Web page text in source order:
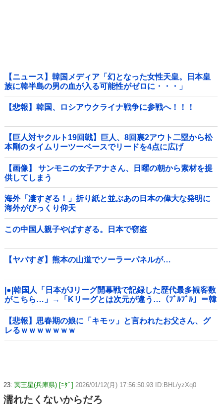
【ニュース】韓国メディア「幻となった女性天皇。日本皇
族に韓半島の男の血が入る可能性がゼロに・・・」
【悲報】韓国、ロシアウクライナ戦争に参戦へ！！！
【巨人対ヤクルト19回戦】巨人、8回裏2アウト二塁から松
本剛のタイムリーツーベースでリードを4点に広げ
る！！！！！！！！他
【画像】 サンモニの女子アナさん、日曜の朝から素材を提
供してしまう
海外「凄すぎる！」折り紙と並ぶあの日本の偉大な発明に
海外がびっくり仰天
この中国人親子やばすぎる。日本で窃盗
【ヤバすぎ】熊本の山道でソーラーパネルが…
|●|韓国人「日本がJリーグ開幕戦で記録した歴代最多観客数
がこちら…」→「Kリーグとは次元が違う…（ﾌﾞﾙﾌﾞﾙ」＝韓
国の反応
【悲報】思春期の娘に「キモッ」と言われたお父さん、グ
レるｗｗｗｗｗｗｗ
23: 冥王星(兵庫県) [ﾆﾀﾞ] 2026/01/12(月) 17:56:50.93 ID:BHL/yzXq0
濡れたくないからだろ